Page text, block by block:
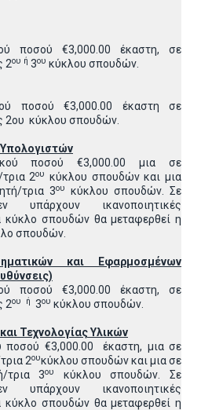
ποσού €3,000.00 έκαστη, σε
2ου ή 3ου κύκλου σπουδών.
ποσού €3,000.00 έκαστη σε
2ου κύκλου σπουδών.
Υπολογιστών
ποσού €3,000.00 μια σε
2ου κύκλου σπουδών και μια
τρια 3ου κύκλου σπουδών. Σε
ικανοποιητικές
κύκλο σπουδών θα μεταφερθεί η
σπουδών.
και Εφαρμοσμένων
ποσού €3,000.00 έκαστη, σε
2ου ή 3ου κύκλου σπουδών.
Τεχνολογίας Υλικών
ποσού €3,000.00 έκαστη, μια σε
2ουκύκλου σπουδώνκαι μια σε
τρια 3ου κύκλου σπουδών. Σε
ικανοποιητικές
κύκλο σπουδών θα μεταφερθεί η